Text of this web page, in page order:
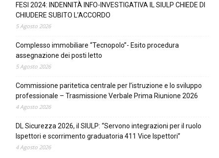
FESI 2024: INDENNITÀ INFO-INVESTIGATIVA IL SIULP CHIEDE DI
CHIUDERE SUBITO L’ACCORDO
5 Agosto 2026
Complesso immobiliare “Tecnopolo”- Esito procedura
assegnazione dei posti letto
5 Agosto 2026
Commissione paritetica centrale per l’istruzione e lo sviluppo
professionale – Trasmissione Verbale Prima Riunione 2026
4 Agosto 2026
DL Sicurezza 2026, il SIULP: “Servono integrazioni per il ruolo
Ispettori e scorrimento graduatoria 411 Vice Ispettori”
4 Agosto 2026